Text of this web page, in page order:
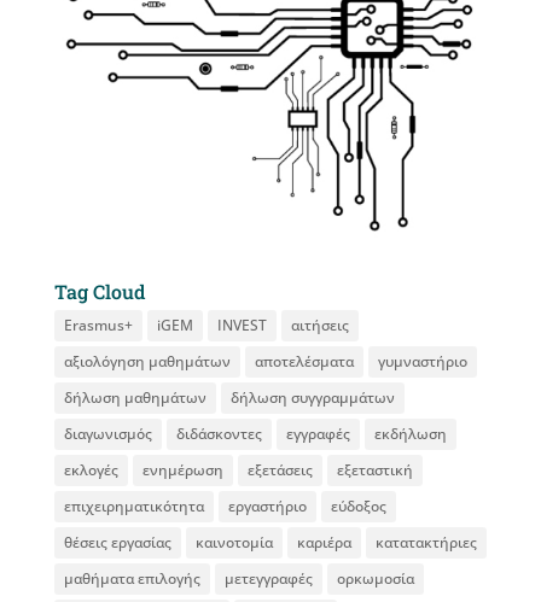
Tag Cloud
Erasmus+ iGEM INVEST
αιτήσεις
αξιολόγηση μαθημάτων
αποτελέσματα
γυμναστήριο
δήλωση μαθημάτων
δήλωση συγγραμμάτων
διαγωνισμός
διδάσκοντες εγγραφές
εκδήλωση
εκλογές
ενημέρωση εξετάσεις
εξεταστική
επιχειρηματικότητα
εργαστήριο
εύδοξος
θέσεις εργασίας
καινοτομία καριέρα
κατατακτήριες
μαθήματα επιλογής
μετεγγραφές
ορκωμοσία